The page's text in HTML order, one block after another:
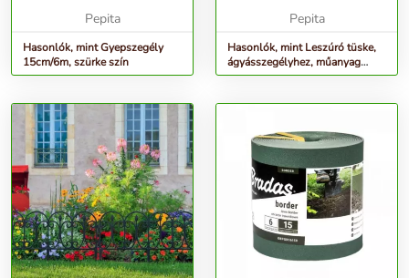
Pepita
Hasonlók, mint Gyepszegély
15cm/6m, szürke szín
Pepita
Hasonlók, mint Leszúró tüske,
ágyásszegélyhez, műanyag
(6040632-höz) 26,7x1,9x1,...